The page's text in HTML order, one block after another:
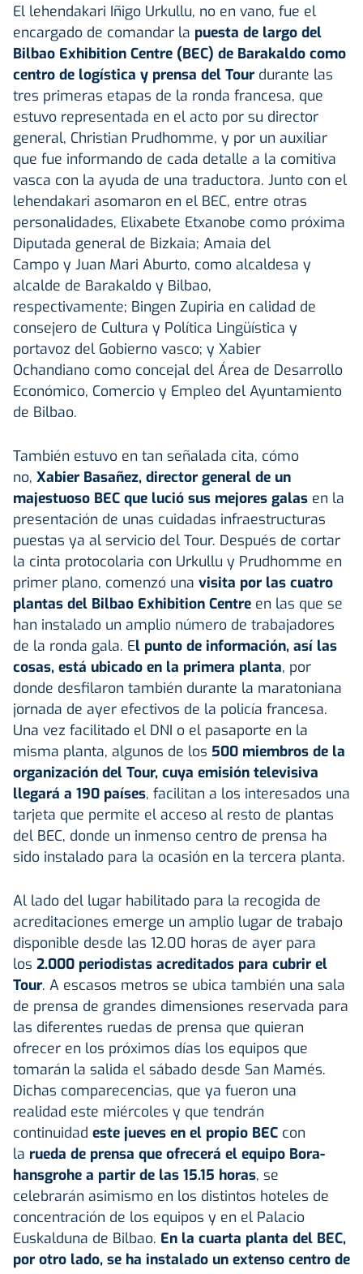
El lehendakari Iñigo Urkullu, no en vano, fue el
encargado de comandar la puesta de largo del
Bilbao Exhibition Centre (BEC) de Barakaldo como
centro de logística y prensa del Tour durante las
tres primeras etapas de la ronda francesa, que
estuvo representada en el acto por su director
general, Christian Prudhomme, y por un auxiliar
que fue informando de cada detalle a la comitiva
vasca con la ayuda de una traductora. Junto con el
lehendakari asomaron en el BEC, entre otras
personalidades, Elixabete Etxanobe como próxima
Diputada general de Bizkaia; Amaia del
Campo y Juan Mari Aburto, como alcaldesa y
alcalde de Barakaldo y Bilbao,
respectivamente; Bingen Zupiria en calidad de
consejero de Cultura y Política Lingüística y
portavoz del Gobierno vasco; y Xabier
Ochandiano como concejal del Área de Desarrollo
Económico, Comercio y Empleo del Ayuntamiento
de Bilbao.
También estuvo en tan señalada cita, cómo
no, Xabier Basañez, director general de un
majestuoso BEC que lució sus mejores galas en la
presentación de unas cuidadas infraestructuras
puestas ya al servicio del Tour. Después de cortar
la cinta protocolaria con Urkullu y Prudhomme en
primer plano, comenzó una visita por las cuatro
plantas del Bilbao Exhibition Centre en las que se
han instalado un amplio número de trabajadores
de la ronda gala. El punto de información, así las
cosas, está ubicado en la primera planta, por
donde desfilaron también durante la maratoniana
jornada de ayer efectivos de la policía francesa.
Una vez facilitado el DNI o el pasaporte en la
misma planta, algunos de los 500 miembros de la
organización del Tour, cuya emisión televisiva
llegará a 190 países, facilitan a los interesados una
tarjeta que permite el acceso al resto de plantas
del BEC, donde un inmenso centro de prensa ha
sido instalado para la ocasión en la tercera planta.
Al lado del lugar habilitado para la recogida de
acreditaciones emerge un amplio lugar de trabajo
disponible desde las 12.00 horas de ayer para
los 2.000 periodistas acreditados para cubrir el
Tour. A escasos metros se ubica también una sala
de prensa de grandes dimensiones reservada para
las diferentes ruedas de prensa que quieran
ofrecer en los próximos días los equipos que
tomarán la salida el sábado desde San Mamés.
Dichas comparecencias, que ya fueron una
realidad este miércoles y que tendrán
continuidad este jueves en el propio BEC con
la rueda de prensa que ofrecerá el equipo Bora-
hansgrohe a partir de las 15.15 horas, se
celebrarán asimismo en los distintos hoteles de
concentración de los equipos y en el Palacio
Euskalduna de Bilbao. En la cuarta planta del BEC,
por otro lado, se ha instalado un extenso centro de